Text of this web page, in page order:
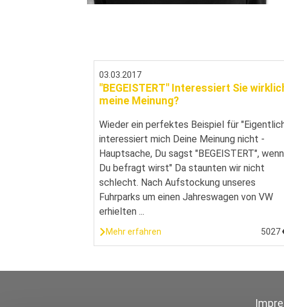
03.03.2017
"BEGEISTERT" Interessiert Sie
meine Meinung?
Wieder ein perfektes Beispiel für
interessiert mich Deine Meinung nicht -
Hauptsache, Du sagst "BEGEISTERT", wenn
Du befragt wirst" Da staunten wir nicht
schlecht. Nach Aufstockung unseres
Fuhrparks um einen Jahreswagen von VW
erhielten ...
Mehr erfahren 5027